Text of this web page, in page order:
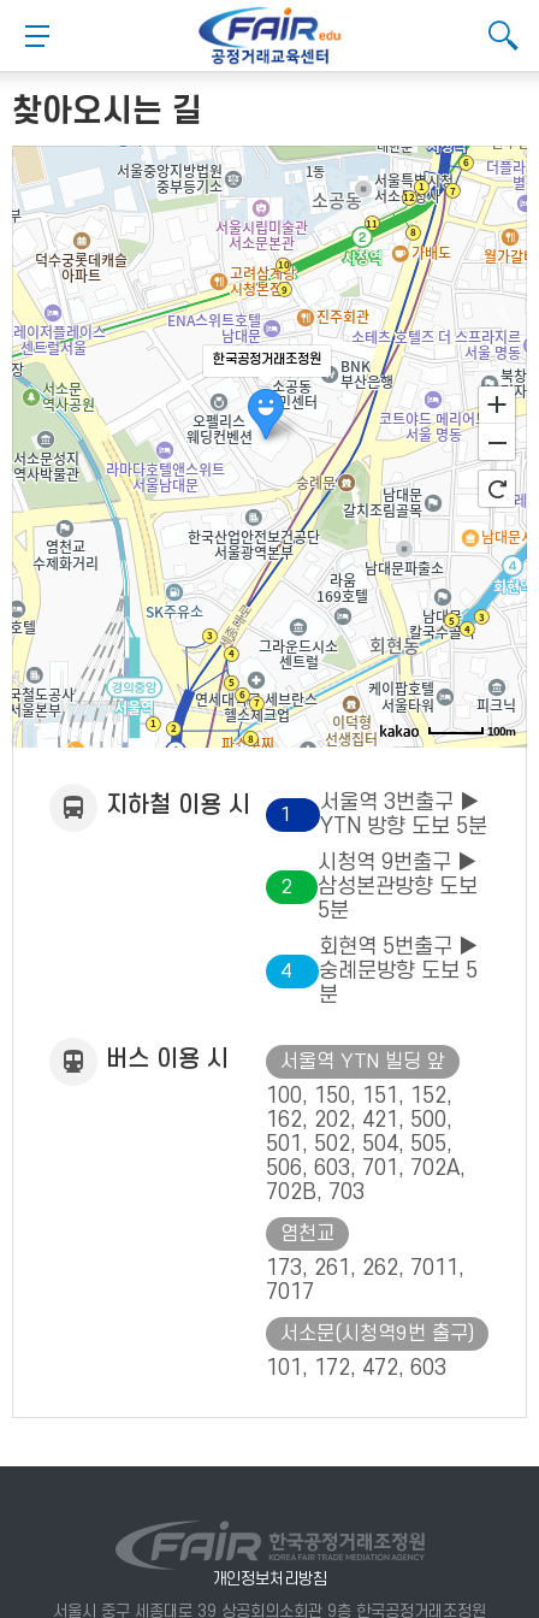
로
가
기
로
가
기
메뉴 버튼
찾아오시는 길
한국공정거래조정원
100m
지하철 이용 시
1
선
서울역 3번출구 ▶
YTN 방향 도보 5분
2
선
시청역 9번출구 ▶
삼성본관방향 도보
5분
4
회현역 5번출구 ▶
숭례문방향 도보 5
분
버스 이용 시 서울역 YTN 빌딩 앞
100, 150, 151, 152,
162, 202, 421, 500,
501, 502, 504, 505,
506, 603, 701, 702A,
702B, 703
염천교
173, 261, 262, 7011,
7017
서소문(시청역9번 출구)
101, 172, 472, 603
개인정보처리방침
서울시 중구 세종대로 39 상공회의소회관 9층 한국공정거래조정원